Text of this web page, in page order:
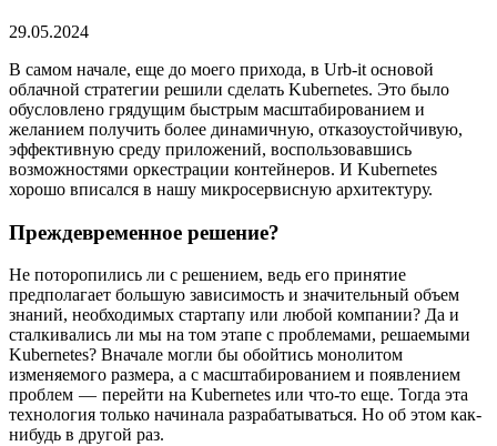
29.05.2024
В самом начале, еще до моего прихода, в Urb-it основой
облачной стратегии решили сделать Kubernetes. Это было
обусловлено грядущим быстрым масштабированием и
желанием получить более динамичную, отказоустойчивую,
эффективную среду приложений, воспользовавшись
возможностями оркестрации контейнеров. И Kubernetes
хорошо вписался в нашу микросервисную архитектуру.
Преждевременное решение?
Не поторопились ли с решением, ведь его принятие
предполагает большую зависимость и значительный объем
знаний, необходимых стартапу или любой компании? Да и
сталкивались ли мы на том этапе с проблемами, решаемыми
Kubernetes? Вначале могли бы обойтись монолитом
изменяемого размера, а с масштабированием и появлением
проблем — перейти на Kubernetes или что-то еще. Тогда эта
технология только начинала разрабатываться. Но об этом как-
нибудь в другой раз.